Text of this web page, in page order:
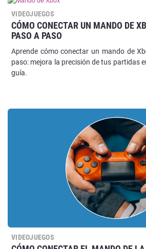
VIDEOJUEGOS
CÓMO CONECTAR UN MANDO DE
PASO A PASO
Aprende cómo conectar un mando de
paso: mejora la precisión de tus partidas
guía.
VIDEOJUEGOS